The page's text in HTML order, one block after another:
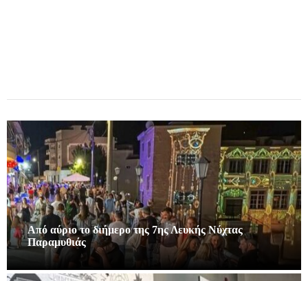
Από αύριο το διήμερο της 7ης Λευκής Νύχτας
Παραμυθιάς